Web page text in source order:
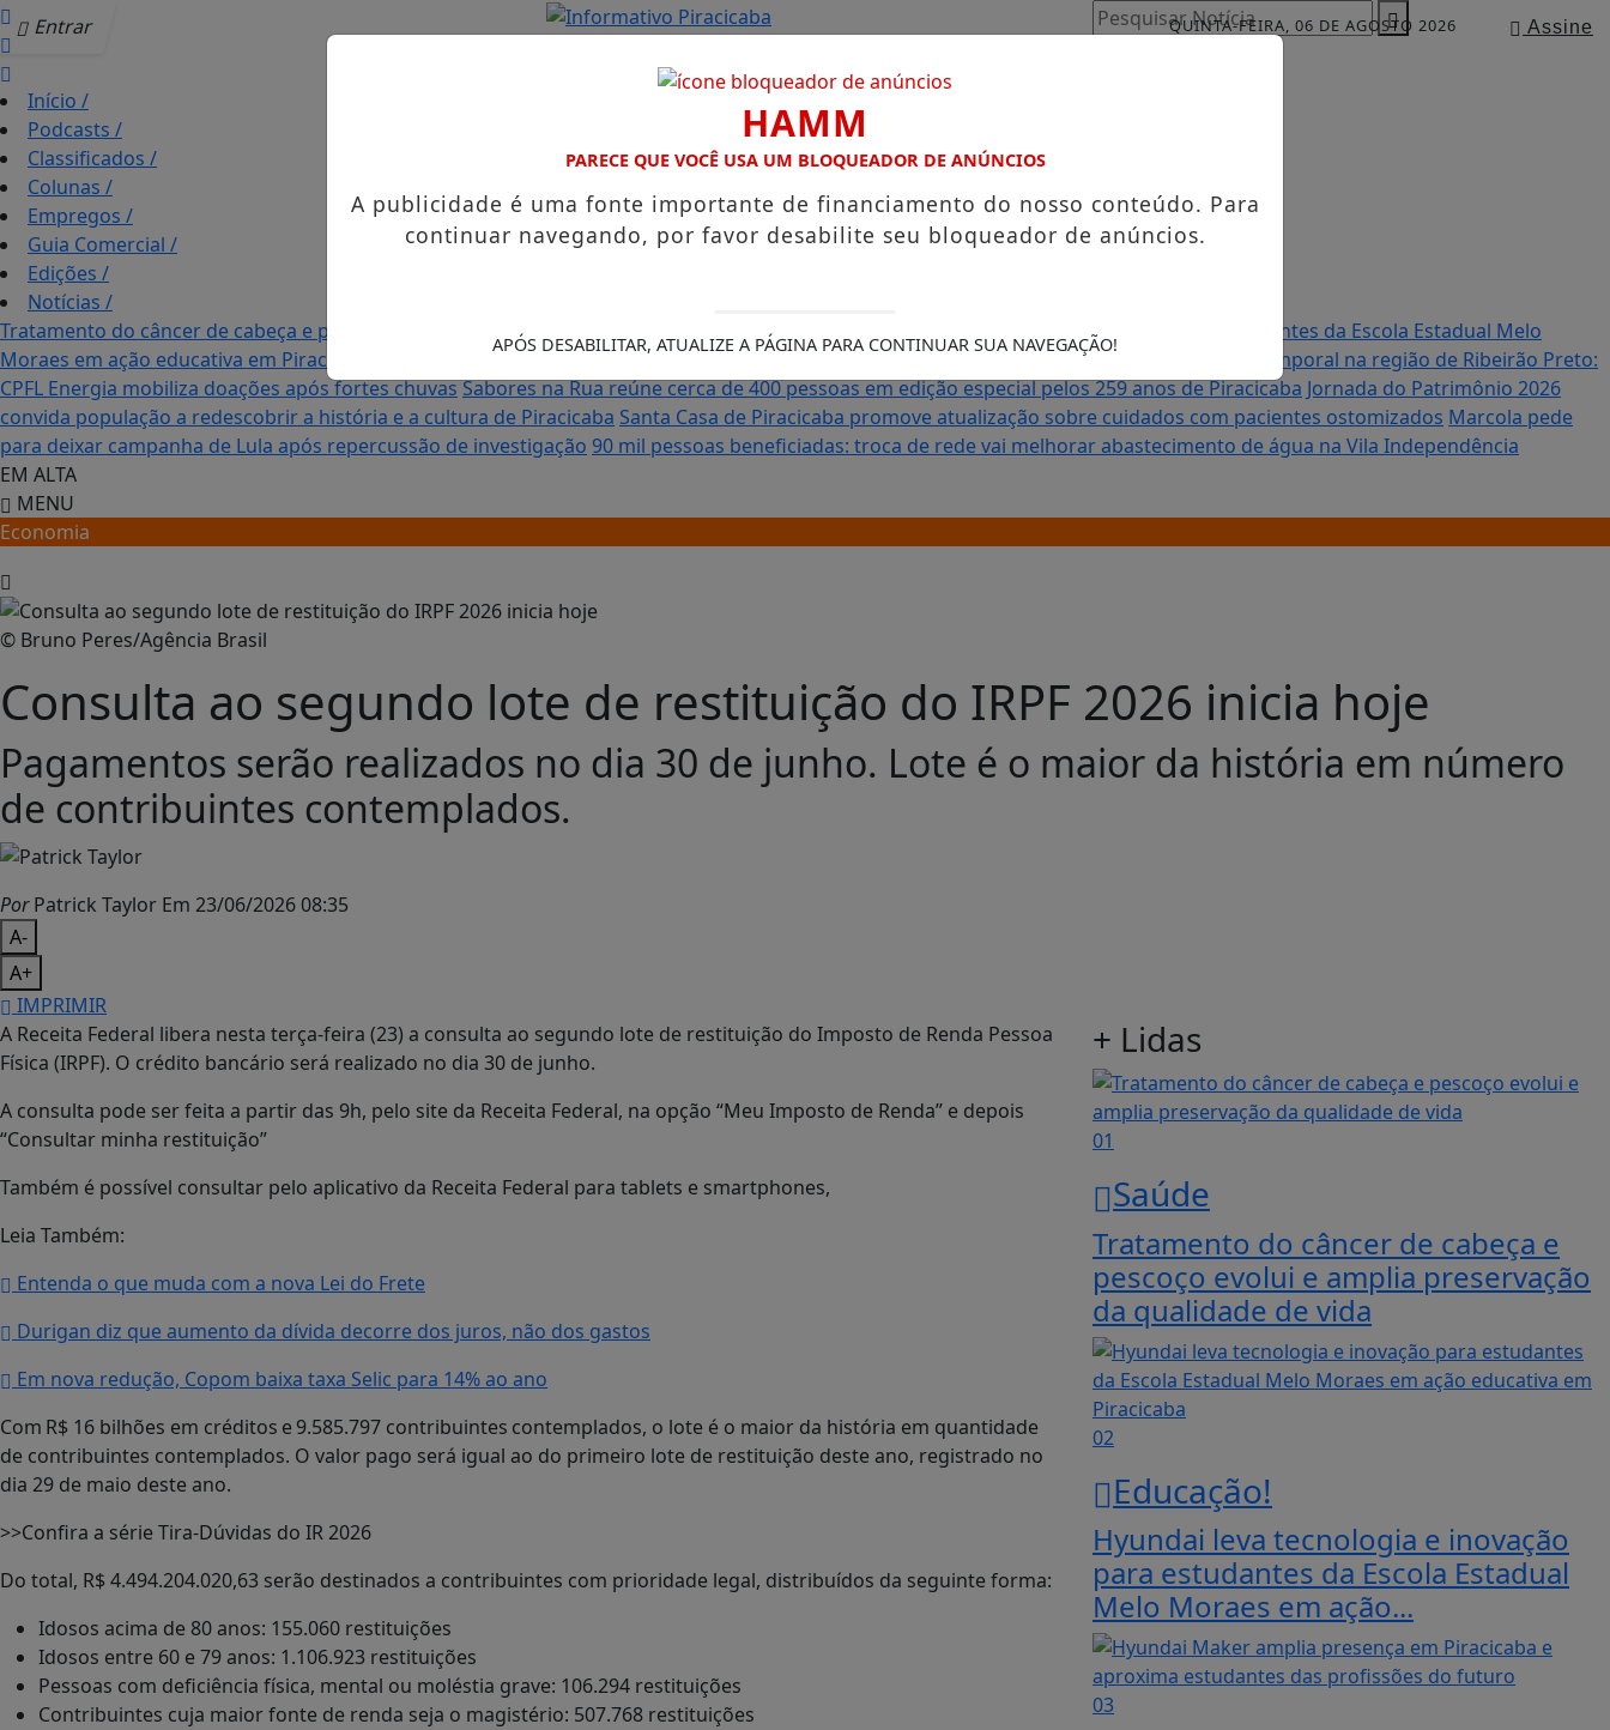
Entrar Assine
QUINTA-FEIRA, 06 DE AGOSTO 2026
Pesquisar Notícia
Início /
Podcasts /
Classificados /
Colunas /
Empregos /
Guia Comercial /
Edições /
Notícias /
Tratamento do câncer de cabeça e pescoço evolui e amplia preservação da qualidade de vida
Hyundai leva tecnologia e inovação para estudantes da Escola Estadual Melo
Moraes em ação educativa em Piracicaba
Hyundai Maker amplia presença em Piracicaba e aproxima estudantes das profissões do futuro
Temporal na região de Ribeirão Preto:
CPFL Energia mobiliza doações após fortes chuvasSabores na Rua reúne cerca de 400 pessoas em edição especial pelos 259 anos de Piracicaba Jornada do Patrimônio 2026
convida população a redescobrir a história e a cultura de Piracicaba Santa Casa de Piracicaba promove atualização sobre cuidados com pacientes ostomizados Marcola pede
para deixar campanha de Lula após repercussão de investigação 90 mil pessoas beneficiadas: troca de rede vai melhorar abastecimento de água na Vila Independência
EM ALTA
MENU
Economia
© Bruno Peres/Agência Brasil
Consulta ao segundo lote de restituição do IRPF 2026 inicia hoje
Pagamentos serão realizados no dia 30 de junho. Lote é o maior da história em número
de contribuintes contemplados.
PorPatrick Taylor Em 23/06/2026 08:35
A-
A+
IMPRIMIR
A Receita Federal libera nesta terça-feira (23) a consulta ao segundo lote de restituição do Imposto de Renda Pessoa
Física (IRPF). O crédito bancário será realizado no dia 30 de junho.
A consulta pode ser feita a partir das 9h, pelo site da Receita Federal, na opção “Meu Imposto de Renda” e depois
“Consultar minha restituição”
Também é possível consultar pelo aplicativo da Receita Federal para tablets e smartphones,
Leia Também:
Entenda o que muda com a nova Lei do Frete
Durigan diz que aumento da dívida decorre dos juros, não dos gastos
Em nova redução, Copom baixa taxa Selic para 14% ao ano
Com R$ 16 bilhões em créditos e 9.585.797 contribuintes contemplados, o lote é o maior da história em quantidade
de contribuintes contemplados. O valor pago será igual ao do primeiro lote de restituição deste ano, registrado no
dia 29 de maio deste ano.
>>Confira a série Tira-Dúvidas do IR 2026
Do total, R$ 4.494.204.020,63 serão destinados a contribuintes com prioridade legal, distribuídos da seguinte forma:
Idosos acima de 80 anos: 155.060 restituições
Idosos entre 60 e 79 anos: 1.106.923 restituições
Pessoas com deficiência física, mental ou moléstia grave: 106.294 restituições
Contribuintes cuja maior fonte de renda seja o magistério: 507.768 restituições
+ Lidas
01
Saúde
Tratamento do câncer de cabeça e
pescoço evolui e amplia preservação
da qualidade de vida
02
Educação!
Hyundai leva tecnologia e inovação
para estudantes da Escola Estadual
Melo Moraes em ação...
03
HAMM
PARECE QUE VOCÊ USA UM BLOQUEADOR DE ANÚNCIOS
A publicidade é uma fonte importante de financiamento do nosso conteúdo. Para
continuar navegando, por favor desabilite seu bloqueador de anúncios.
APÓS DESABILITAR, ATUALIZE A PÁGINA PARA CONTINUAR SUA NAVEGAÇÃO!